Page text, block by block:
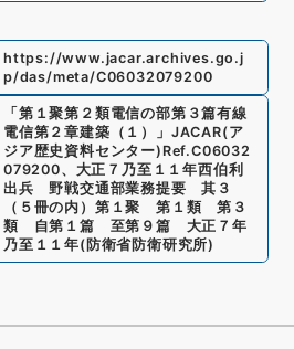
https://www.jacar.archives.go.j
p/das/meta/C06032079200
「 第１聚第２類電信の部第３篇有線
電信第２章建築（１）
」 JACAR(ア
ジア歴史資料センター) Ref.C06032
079200、 大正７乃至１１年西伯利
出兵 野戦交通部業務提要 其３
（５冊の内）第１聚 第１類 第３
類 自第１篇 至第９篇 大正７年
乃至１１年( 防衛省防衛研究所)